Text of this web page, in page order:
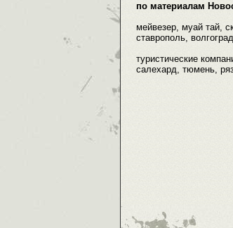
по материалам
мейвезер, муай тай,
ставрополь,
туристические
салехард, тюмень,